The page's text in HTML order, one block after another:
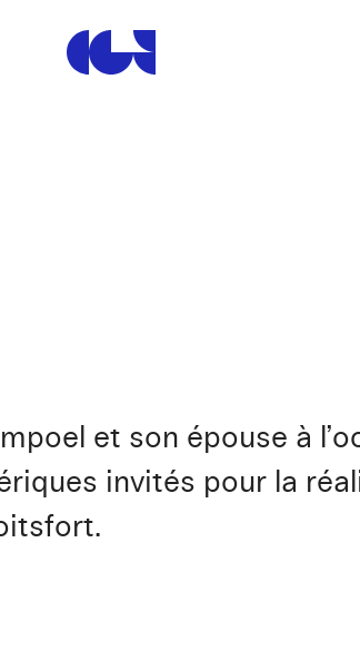
Centre de la Gravure et
et son épouse à
invités pour la